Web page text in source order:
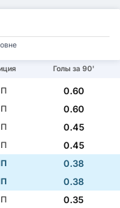
Голы за 90'
0.60
0.60
0.45
0.45
0.38
0.38
0.35